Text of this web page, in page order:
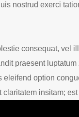
nostrud exerci
consequat, vel
praesent
eleifend option
insitam;